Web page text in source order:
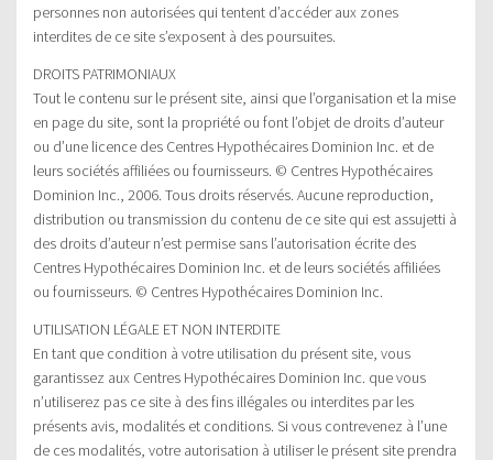
personnes non autorisées qui tentent d’accéder aux zones
interdites de ce site s’exposent à des poursuites.
DROITS PATRIMONIAUX
Tout le contenu sur le présent site, ainsi que l’organisation et la mise
en page du site, sont la propriété ou font l’objet de droits d’auteur
ou d’une licence des Centres Hypothécaires Dominion Inc. et de
leurs sociétés affiliées ou fournisseurs. © Centres Hypothécaires
Dominion Inc., 2006. Tous droits réservés. Aucune reproduction,
distribution ou transmission du contenu de ce site qui est assujetti à
des droits d’auteur n’est permise sans l’autorisation écrite des
Centres Hypothécaires Dominion Inc. et de leurs sociétés affiliées
ou fournisseurs. © Centres Hypothécaires Dominion Inc.
UTILISATION LÉGALE ET NON INTERDITE
En tant que condition à votre utilisation du présent site, vous
garantissez aux Centres Hypothécaires Dominion Inc. que vous
n’utiliserez pas ce site à des fins illégales ou interdites par les
présents avis, modalités et conditions. Si vous contrevenez à l’une
de ces modalités, votre autorisation à utiliser le présent site prendra